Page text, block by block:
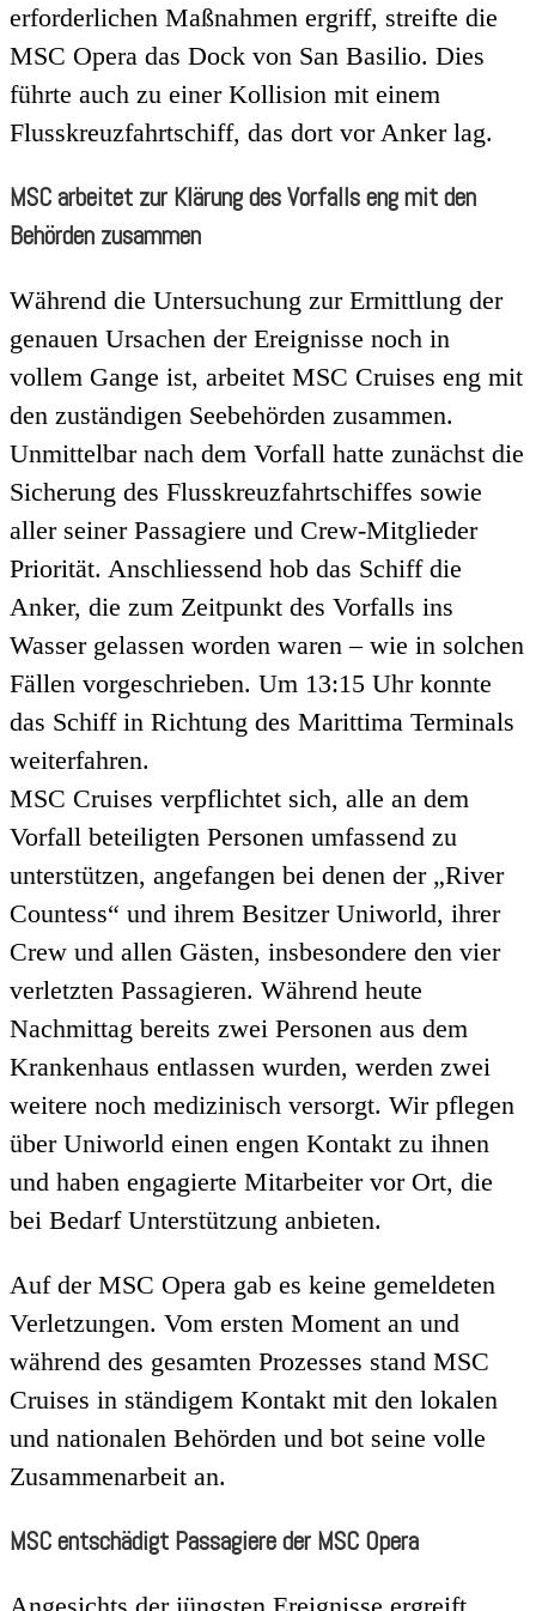
erforderlichen Maßnahmen ergriff, streifte die
MSC Opera das Dock von San Basilio. Dies
führte auch zu einer Kollision mit einem
Flusskreuzfahrtschiff, das dort vor Anker lag.
MSC arbeitet zur Klärung des Vorfalls eng mit den
Behörden zusammen
Während die Untersuchung zur Ermittlung der
genauen Ursachen der Ereignisse noch in
vollem Gange ist, arbeitet MSC Cruises eng mit
den zuständigen Seebehörden zusammen.
Unmittelbar nach dem Vorfall hatte zunächst die
Sicherung des Flusskreuzfahrtschiffes sowie
aller seiner Passagiere und Crew-Mitglieder
Priorität. Anschliessend hob das Schiff die
Anker, die zum Zeitpunkt des Vorfalls ins
Wasser gelassen worden waren – wie in solchen
Fällen vorgeschrieben. Um 13:15 Uhr konnte
das Schiff in Richtung des Marittima Terminals
weiterfahren.
MSC Cruises verpflichtet sich, alle an dem
Vorfall beteiligten Personen umfassend zu
unterstützen, angefangen bei denen der „River
Countess“ und ihrem Besitzer Uniworld, ihrer
Crew und allen Gästen, insbesondere den vier
verletzten Passagieren. Während heute
Nachmittag bereits zwei Personen aus dem
Krankenhaus entlassen wurden, werden zwei
weitere noch medizinisch versorgt. Wir pflegen
über Uniworld einen engen Kontakt zu ihnen
und haben engagierte Mitarbeiter vor Ort, die
bei Bedarf Unterstützung anbieten.
Auf der MSC Opera gab es keine gemeldeten
Verletzungen. Vom ersten Moment an und
während des gesamten Prozesses stand MSC
Cruises in ständigem Kontakt mit den lokalen
und nationalen Behörden und bot seine volle
Zusammenarbeit an.
MSC entschädigt Passagiere der MSC Opera